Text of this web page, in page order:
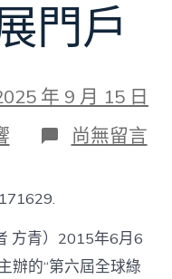
門戶
年 9 月 15 日
在
〈仇
綠
色
尚無留言
方青）2015年6月6
辦的“第六屆全球綠